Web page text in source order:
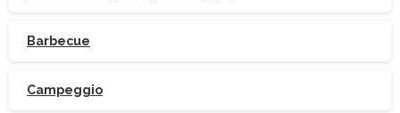
Barbecue
Campeggio